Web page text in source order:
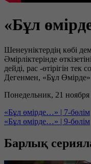
«Бұл
Шенеуніктердің көбі
Әмірліктерінде
дейді, рас -өтірігін тек
Дегенмен, «Бұл
Понедельник, 21
«Бұл өмірде…» | 7-бөлім
«Бұл өмірде…» | 9-бөлім
Барлық